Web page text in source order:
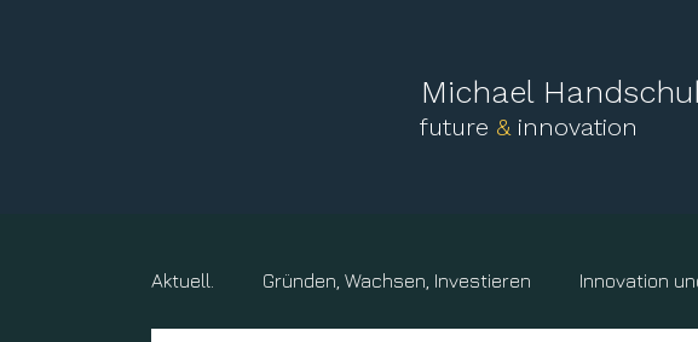
Michael
future & innovation
Aktuell. Gründen, Wachsen, Investieren Innovation